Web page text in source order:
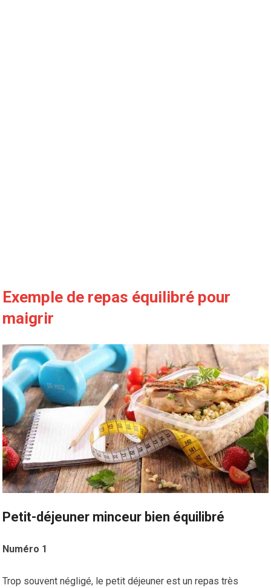
Exemple de repas équilibré pour
maigrir
Petit-déjeuner minceur bien équilibré
Numéro 1
Trop souvent négligé, le petit déjeuner est un repas très